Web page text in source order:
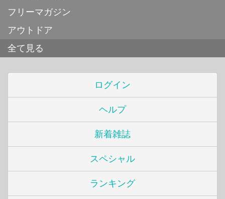
フリーマガジン
アウトドア
全て見る
ログイン
ヘルプ
新着雑誌
スペシャル
ランキング